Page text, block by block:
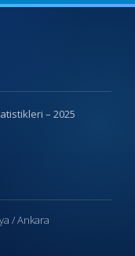
– 2025
/ Ankara